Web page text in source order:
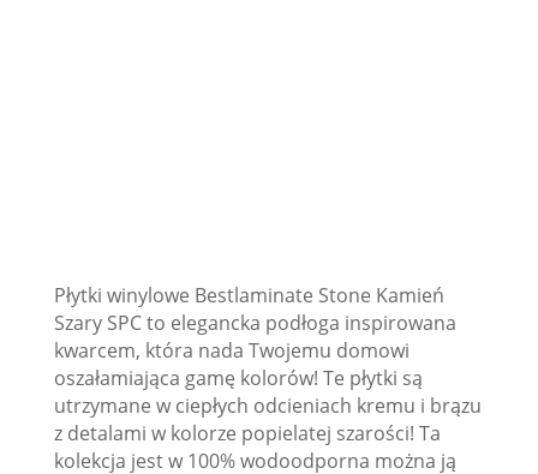
Płytki winylowe Bestlaminate Stone Kamień
Szary SPC to elegancka podłoga inspirowana
kwarcem, która nada Twojemu domowi
oszałamiająca gamę kolorów! Te płytki są
utrzymane w ciepłych odcieniach kremu i brązu
z detalami w kolorze popielatej szarości! Ta
kolekcja jest w 100% wodoodporna można ją